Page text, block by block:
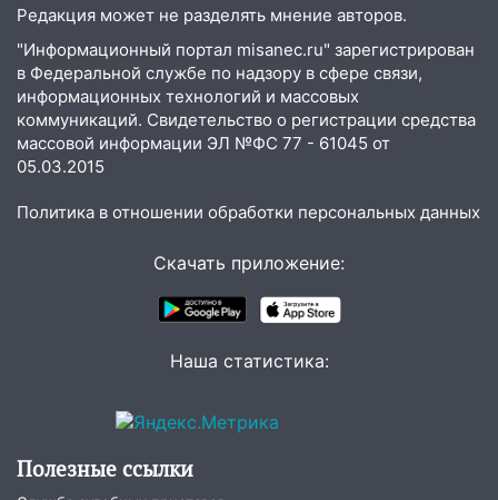
06:00
Под Ульяновском при развороте
пострадал 38-летний водитель
иномарки
05:00 «Каждая пятая женщина и каждый
второй мужчина в мире сталкиваются с
алопецией»: врач рассказал, чем может
быть вызвано облысение и как с этим
справиться
принесет прилив творческой энергии и
отличные шансы исправить старые
06.08.2026
Ульяновской области
посвящённый Дню воздушного флота
Редакция может не разделять мнение авторов.
"Информационный портал misanec.ru" зарегистрирован
в Федеральной службе по надзору в сфере связи,
информационных технологий и массовых
коммуникаций. Свидетельство о регистрации средства
массовой информации ЭЛ №ФС 77 - 61045 от
05.03.2015
Политика в отношении обработки персональных данных
Скачать приложение:
Наша статистика:
Полезные ссылки